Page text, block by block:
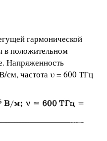
гармонической
в положительном
Напряженность
см, частота υ = 600 ТГц